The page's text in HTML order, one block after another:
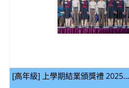
[高年級] 上學期結業頒獎禮 2025...